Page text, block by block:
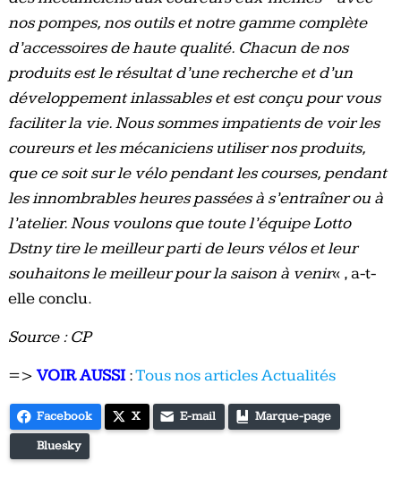
nos pompes, nos outils et notre gamme complète
d’accessoires de haute qualité. Chacun de nos
produits est le résultat d’une recherche et d’un
développement inlassables et est conçu pour vous
faciliter la vie. Nous sommes impatients de voir les
coureurs et les mécaniciens utiliser nos produits,
que ce soit sur le vélo pendant les courses, pendant
les innombrables heures passées à s’entraîner ou à
l’atelier. Nous voulons que toute l’équipe Lotto
Dstny tire le meilleur parti de leurs vélos et leur
souhaitons le meilleur pour la saison à venir« , a-t-
elle conclu.
Source : CP
=>VOIR AUSSI:Tous nos articles Actualités
Facebook X E-mail Marque-page
Bluesky